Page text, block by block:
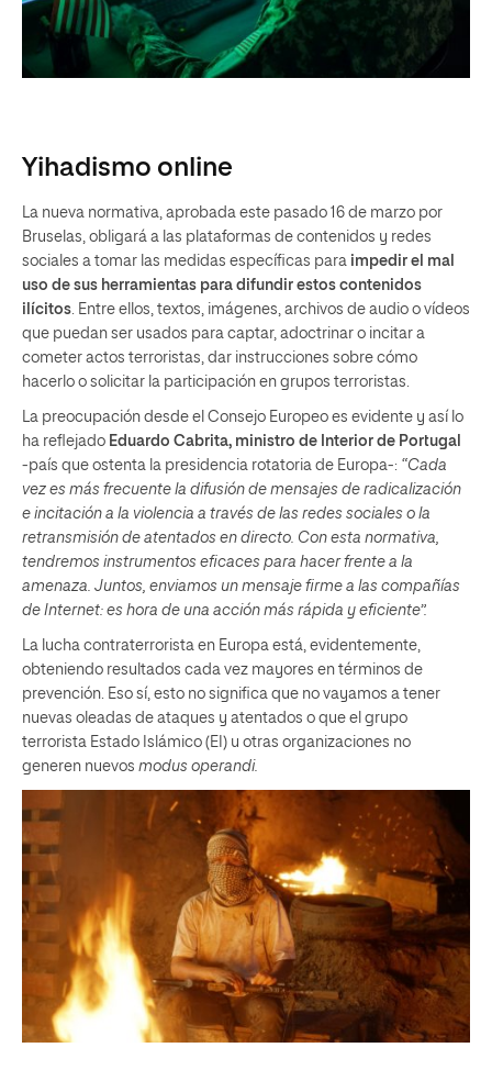
Yihadismo online
La nueva normativa, aprobada este pasado 16 de marzo por
Bruselas, obligará a las plataformas de contenidos y redes
sociales a tomar las medidas específicas para impedir el mal
uso de sus herramientas para difundir estos contenidos
ilícitos. Entre ellos, textos, imágenes, archivos de audio o vídeos
que puedan ser usados para captar, adoctrinar o incitar a
cometer actos terroristas, dar instrucciones sobre cómo
hacerlo o solicitar la participación en grupos terroristas.
La preocupación desde el Consejo Europeo es evidente y así lo
ha reflejado Eduardo Cabrita, ministro de Interior de Portugal
-país que ostenta la presidencia rotatoria de Europa-: “Cada
vez es más frecuente la difusión de mensajes de radicalización
e incitación a la violencia a través de las redes sociales o la
retransmisión de atentados en directo. Con esta normativa,
tendremos instrumentos eficaces para hacer frente a la
amenaza. Juntos, enviamos un mensaje firme a las compañías
de Internet: es hora de una acción más rápida y eficiente”.
La lucha contraterrorista en Europa está, evidentemente,
obteniendo resultados cada vez mayores en términos de
prevención. Eso sí, esto no significa que no vayamos a tener
nuevas oleadas de ataques y atentados o que el grupo
terrorista Estado Islámico (EI) u otras organizaciones no
generen nuevos modus operandi.